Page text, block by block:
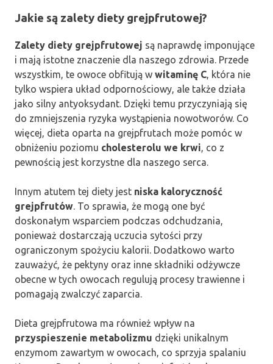
Jakie są zalety diety grejpfrutowej?
Zalety diety grejpfrutowej są naprawdę imponujące
i mają istotne znaczenie dla naszego zdrowia. Przede
wszystkim, te owoce obfitują w witaminę C, która nie
tylko wspiera układ odpornościowy, ale także działa
jako silny antyoksydant. Dzięki temu przyczyniają się
do zmniejszenia ryzyka wystąpienia nowotworów. Co
więcej, dieta oparta na grejpfrutach może pomóc w
obniżeniu poziomu cholesterolu we krwi, co z
pewnością jest korzystne dla naszego serca.
Innym atutem tej diety jest niska kaloryczność
grejpfrutów. To sprawia, że mogą one być
doskonałym wsparciem podczas odchudzania,
ponieważ dostarczają uczucia sytości przy
ograniczonym spożyciu kalorii. Dodatkowo warto
zauważyć, że pektyny oraz inne składniki odżywcze
obecne w tych owocach regulują procesy trawienne i
pomagają zwalczyć zaparcia.
Dieta grejpfrutowa ma również wpływ na
przyspieszenie metabolizmu dzięki unikalnym
enzymom zawartym w owocach, co sprzyja spalaniu